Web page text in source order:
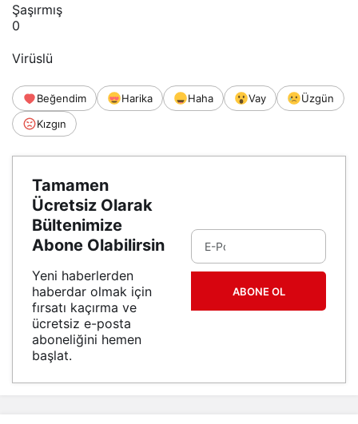
Şaşırmış
0
Virüslü
Beğendim Harika Haha Vay
Üzgün
Kızgın
Tamamen
Ücretsiz Olarak
Bültenimize
Abone Olabilirsin
Yeni haberlerden
haberdar olmak için
fırsatı kaçırma ve
ücretsiz e-posta
aboneliğini hemen
başlat.
ABONE OL